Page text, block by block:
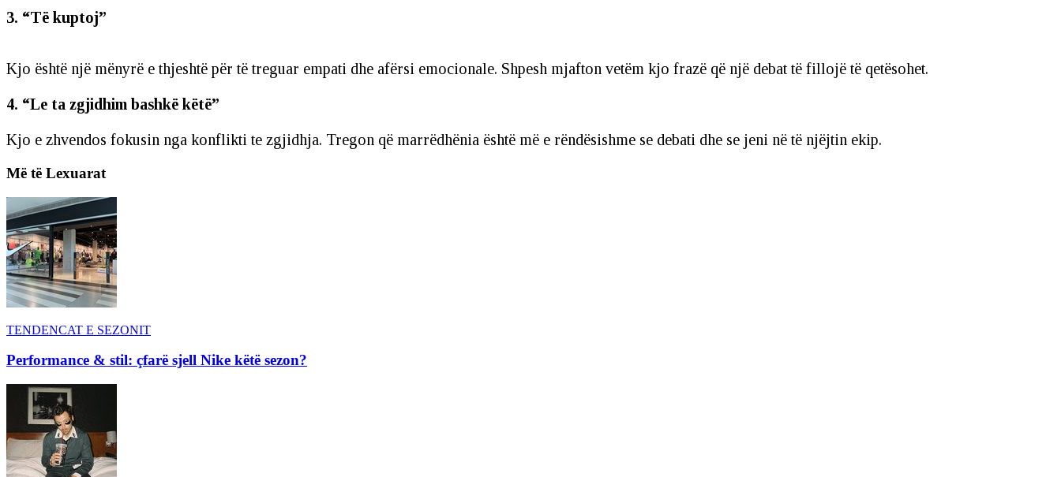
3. “Të kuptoj”
Kjo është një mënyrë e thjeshtë për të treguar empati dhe afërsi emocionale. Shpesh mjafton vetëm kjo frazë që një debat të fillojë të qetësohet.
4. “Le ta zgjidhim bashkë këtë”
Kjo e zhvendos fokusin nga konflikti te zgjidhja. Tregon që marrëdhënia është më e rëndësishme se debati dhe se jeni në të njëjtin ekip.
Më të Lexuarat
TENDENCAT E SEZONIT
Performance & stil: çfarë sjell Nike këtë sezon?